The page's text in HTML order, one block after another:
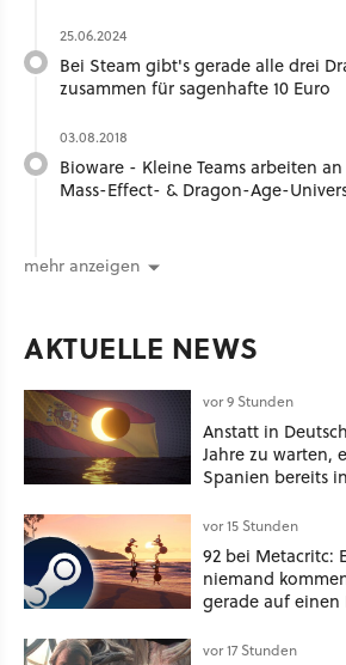
25.06.2024
Bei Steam gibt's gerade alle drei
zusammen für sagenhafte 10 Euro
03.08.2018
Bioware - Kleine Teams arbeiten
Mass-Effect- & Dragon-Age-
mehr anzeigen
AKTUELLE NEWS
vor 9 Stunden
Anstatt in
Jahre zu warten,
Spanien bereits
vor 15 Stunden
92 bei Metacritc:
niemand
gerade auf einen
vor 17 Stunden